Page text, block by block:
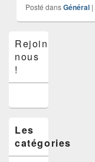
Posté dans Général |
principale
de
widget
latérale
Rejoins-
nous
!
Les
catégories